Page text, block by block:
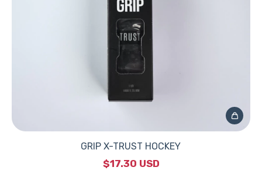
GRIP X-TRUST HOCKEY
$17.30 USD